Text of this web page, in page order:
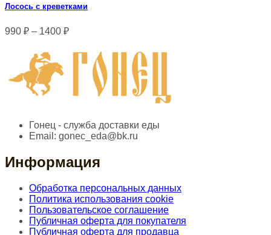
Лосось с креветками
990 ₽ – 1400 ₽
Гонец - служба доставки еды
Email: gonec_eda@bk.ru
Информация
Обработка персональных данных
Политика использования cookie
Пользовательское соглашение
Публичная оферта для покупателя
Публичная оферта для продавца